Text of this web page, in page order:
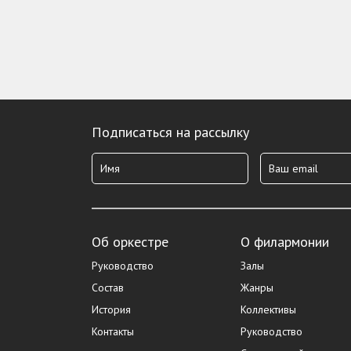
Подписаться на рассылку
Об оркестре
Руководство
Состав
История
Контакты
О филармонии
Залы
Жанры
Коллективы
Руководство